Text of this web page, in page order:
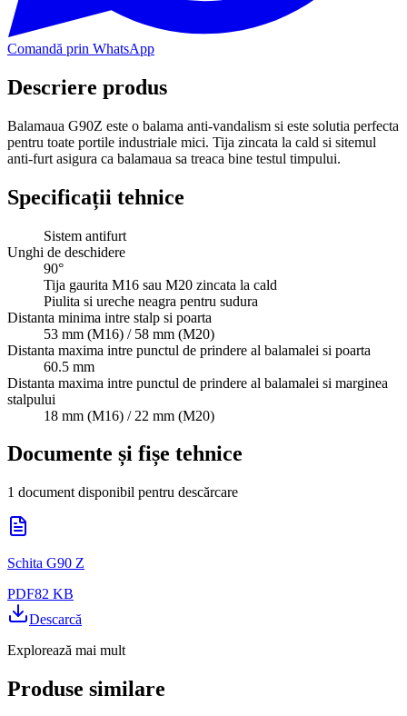
Comandă prin WhatsApp
Descriere produs
Balamaua G90Z este o balama anti-vandalism si este solutia perfecta
pentru toate portile industriale mici. Tija zincata la cald si sitemul
anti-furt asigura ca balamaua sa treaca bine testul timpului.
Specificații tehnice
Sistem antifurt
Unghi de deschidere
90°
Tija gaurita M16 sau M20 zincata la cald
Piulita si ureche neagra pentru sudura
Distanta minima intre stalp si poarta
53 mm (M16) / 58 mm (M20)
Distanta maxima intre punctul de prindere al balamalei si poarta
60.5 mm
Distanta maxima intre punctul de prindere al balamalei si marginea
stalpului
18 mm (M16) / 22 mm (M20)
Documente și fișe tehnice
1 document disponibil pentru descărcare
Schita G90 Z
PDF82 KB
Descarcă
Explorează mai mult
Produse similare